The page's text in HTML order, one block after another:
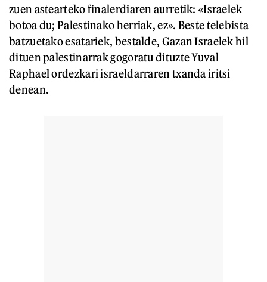
zuen astearteko finalerdiaren aurretik: «Israelek
botoa du; Palestinako herriak, ez». Beste telebista
batzuetako esatariek, bestalde, Gazan Israelek hil
dituen palestinarrak gogoratu dituzte Yuval
Raphael ordezkari israeldarraren txanda iritsi
denean.